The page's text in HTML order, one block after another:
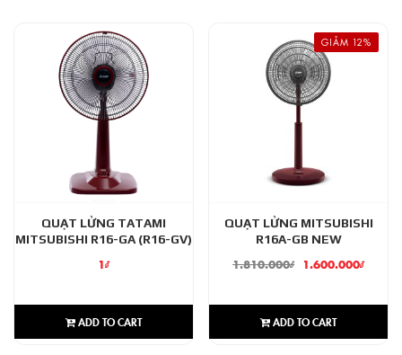
QUẠT LỬNG TATAMI
MITSUBISHI R16-GA (R16-GV)
1₫
ADD TO CART
GIẢM 12%
QUẠT LỬNG MITSUBISHI
R16A-GB NEW
1.810.000₫ 1.600.000₫
ADD TO CART